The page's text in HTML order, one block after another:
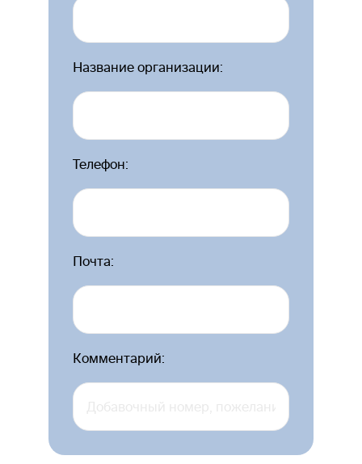
Название организации:
Телефон:
Почта:
Комментарий: